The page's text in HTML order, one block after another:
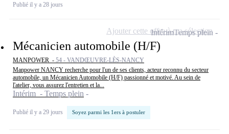
Publié il y a 28 jours
Mécanicien automobile (H/F)
MANPOWER - 54 - VANDŒUVRE-LÈS-NANCY
Manpower NANCY recherche pour l'un de ses clients, acteur reconnu du secteur
automobile, un Mécanicien Automobile (H/F) passionné et motivé. Au sein de
l'atelier, vous assurez l'entretien et la...
Intérim - Temps plein
Publié il y a 29 jours Soyez parmi les 1ers à postuler
IntérimTemps plein
Ajouter cette offre à ma sélection